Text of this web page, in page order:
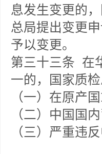
息发生变更的
总局提出变更
予以变更。
第三十三条 在
一的，国家质
（一）在原产
（二）中国国
（三）严重违